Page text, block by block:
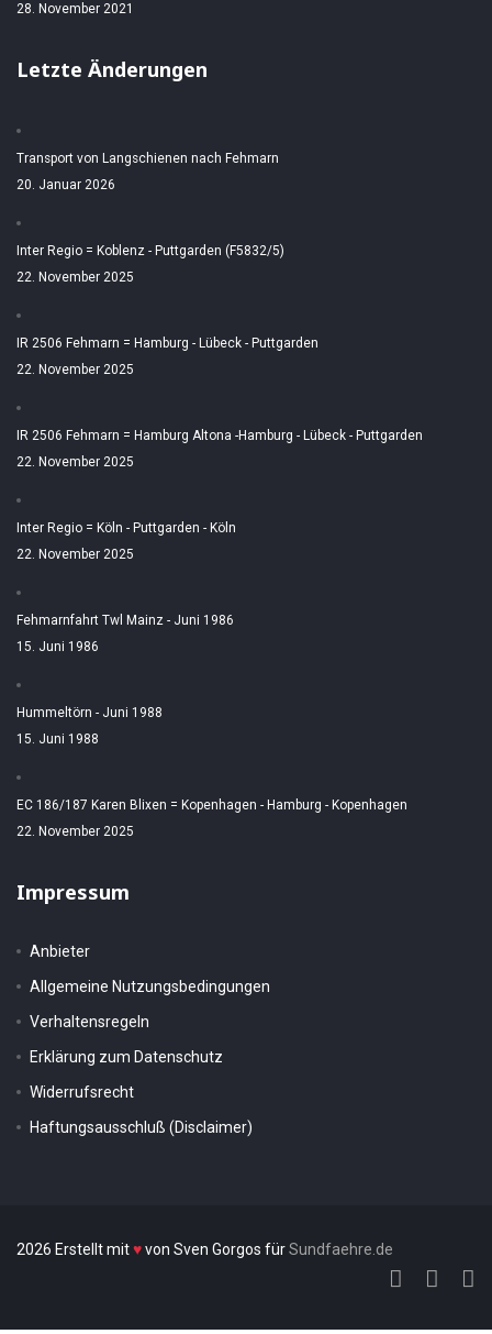
28. November 2021
Letzte Änderungen
Transport von Langschienen nach Fehmarn
20. Januar 2026
Inter Regio = Koblenz - Puttgarden (F5832/5)
22. November 2025
IR 2506 Fehmarn = Hamburg - Lübeck - Puttgarden
22. November 2025
IR 2506 Fehmarn = Hamburg Altona -Hamburg - Lübeck - Puttgarden
22. November 2025
Inter Regio = Köln - Puttgarden - Köln
22. November 2025
Fehmarnfahrt Twl Mainz - Juni 1986
15. Juni 1986
Hummeltörn - Juni 1988
15. Juni 1988
EC 186/187 Karen Blixen = Kopenhagen - Hamburg - Kopenhagen
22. November 2025
Impressum
Anbieter
Allgemeine Nutzungsbedingungen
Verhaltensregeln
Erklärung zum Datenschutz
Widerrufsrecht
Haftungsausschluß (Disclaimer)
2026 Erstellt mit♥von Sven Gorgos fürSundfaehre.de